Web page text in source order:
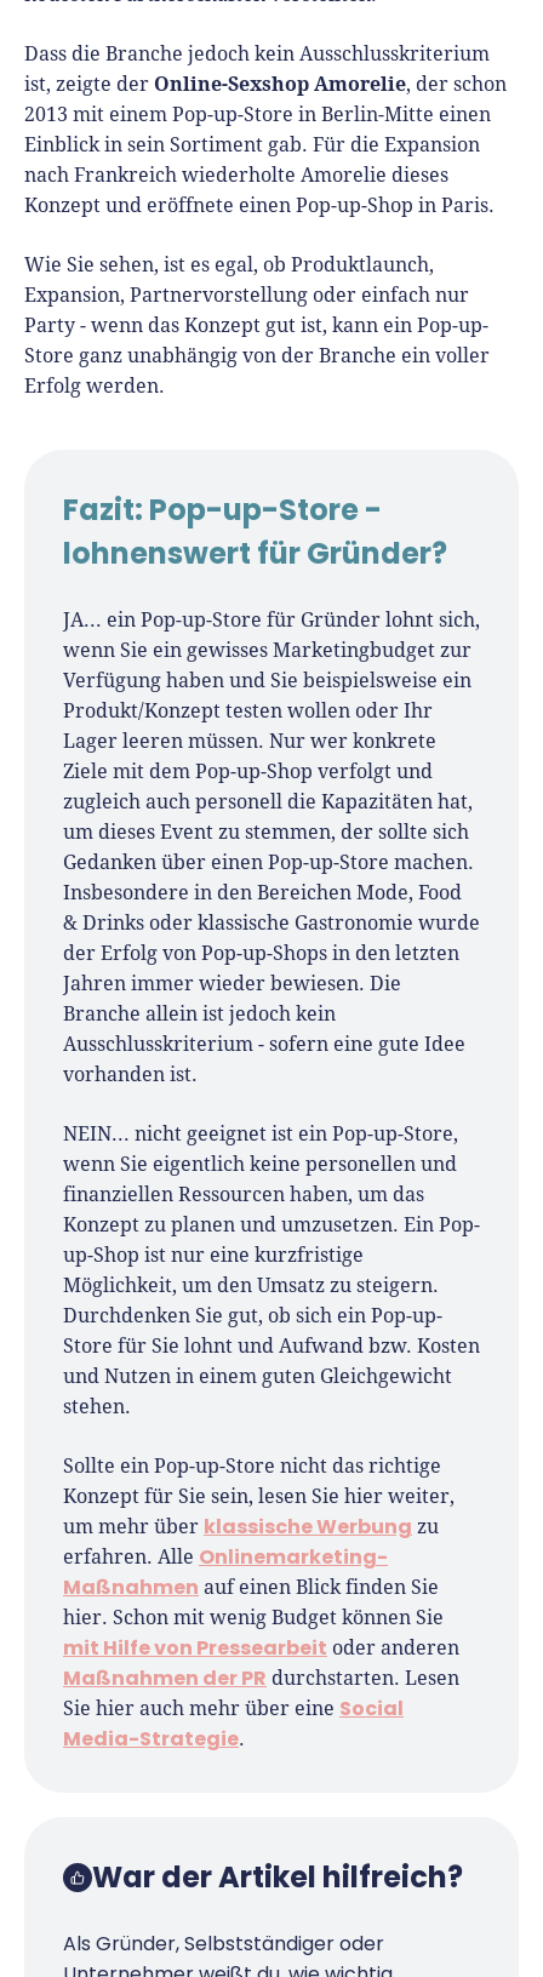
Dass die Branche jedoch kein Ausschlusskriterium
ist, zeigte der Online-Sexshop Amorelie, der schon
2013 mit einem Pop-up-Store in Berlin-Mitte einen
Einblick in sein Sortiment gab. Für die Expansion
nach Frankreich wiederholte Amorelie dieses
Konzept und eröffnete einen Pop-up-Shop in Paris.
Wie Sie sehen, ist es egal, ob Produktlaunch,
Expansion, Partnervorstellung oder einfach nur
Party - wenn das Konzept gut ist, kann ein Pop-up-
Store ganz unabhängig von der Branche ein voller
Erfolg werden.
Fazit: Pop-up-Store -
lohnenswert für Gründer?
JA... ein Pop-up-Store für Gründer lohnt sich,
wenn Sie ein gewisses Marketingbudget zur
Verfügung haben und Sie beispielsweise ein
Produkt/Konzept testen wollen oder Ihr
Lager leeren müssen. Nur wer konkrete
Ziele mit dem Pop-up-Shop verfolgt und
zugleich auch personell die Kapazitäten hat,
um dieses Event zu stemmen, der sollte sich
Gedanken über einen Pop-up-Store machen.
Insbesondere in den Bereichen Mode, Food
& Drinks oder klassische Gastronomie wurde
der Erfolg von Pop-up-Shops in den letzten
Jahren immer wieder bewiesen. Die
Branche allein ist jedoch kein
Ausschlusskriterium - sofern eine gute Idee
vorhanden ist.
NEIN... nicht geeignet ist ein Pop-up-Store,
wenn Sie eigentlich keine personellen und
finanziellen Ressourcen haben, um das
Konzept zu planen und umzusetzen. Ein Pop-
up-Shop ist nur eine kurzfristige
Möglichkeit, um den Umsatz zu steigern.
Durchdenken Sie gut, ob sich ein Pop-up-
Store für Sie lohnt und Aufwand bzw. Kosten
und Nutzen in einem guten Gleichgewicht
stehen.
Sollte ein Pop-up-Store nicht das richtige
Konzept für Sie sein, lesen Sie hier weiter,
um mehr über klassische Werbung zu
erfahren. Alle Onlinemarketing-
Maßnahmen auf einen Blick finden Sie
hier. Schon mit wenig Budget können Sie
mit Hilfe von Pressearbeit oder anderen
Maßnahmen der PR durchstarten. Lesen
Sie hier auch mehr über eine Social
Media-Strategie.
War der Artikel hilfreich?
Als Gründer, Selbstständiger oder